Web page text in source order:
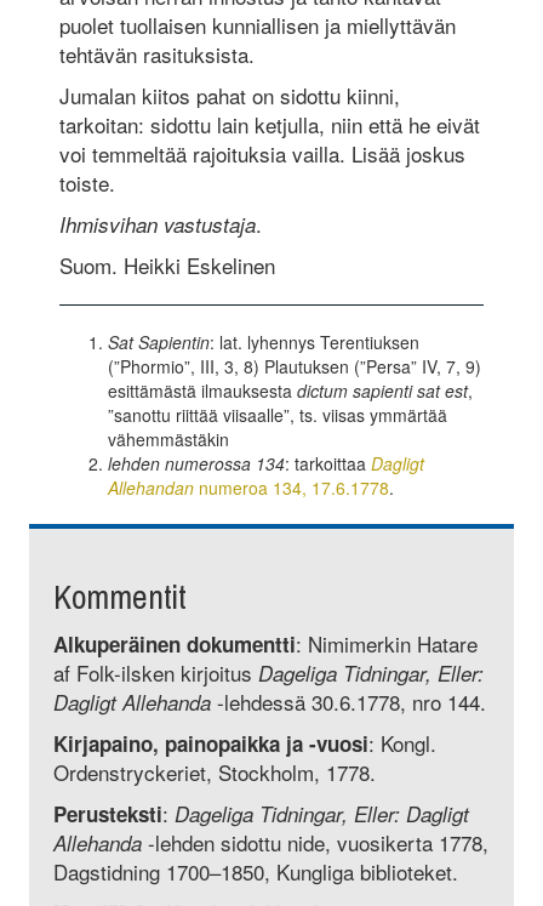
puolet tuollaisen kunniallisen ja miellyttävän
tehtävän rasituksista.
Jumalan kiitos pahat on sidottu kiinni,
tarkoitan: sidottu lain ketjulla, niin että he eivät
voi temmeltää rajoituksia vailla. Lisää joskus
toiste.
Ihmisvihan vastustaja.
Suom. Heikki Eskelinen
Sat Sapientin: lat. lyhennys Terentiuksen
(”Phormio”, III, 3, 8) Plautuksen (”Persa” IV, 7, 9)
esittämästä ilmauksesta dictum sapienti sat est,
”sanottu riittää viisaalle”, ts. viisas ymmärtää
vähemmästäkin
lehden numerossa 134: tarkoittaa Dagligt
Allehandannumeroa 134, 17.6.1778.
Kommentit
Alkuperäinen dokumentti: Nimimerkin Hatare
af Folk-ilsken kirjoitus Dageliga Tidningar, Eller:
Dagligt Allehanda-lehdessä 30.6.1778, nro 144.
Kirjapaino, painopaikka ja -vuosi: Kongl.
Ordenstryckeriet, Stockholm, 1778.
Perusteksti: Dageliga Tidningar, Eller: Dagligt
Allehanda-lehden sidottu nide, vuosi­kerta 1778,
Dagstidning 1700–1850, Kungliga biblioteket.